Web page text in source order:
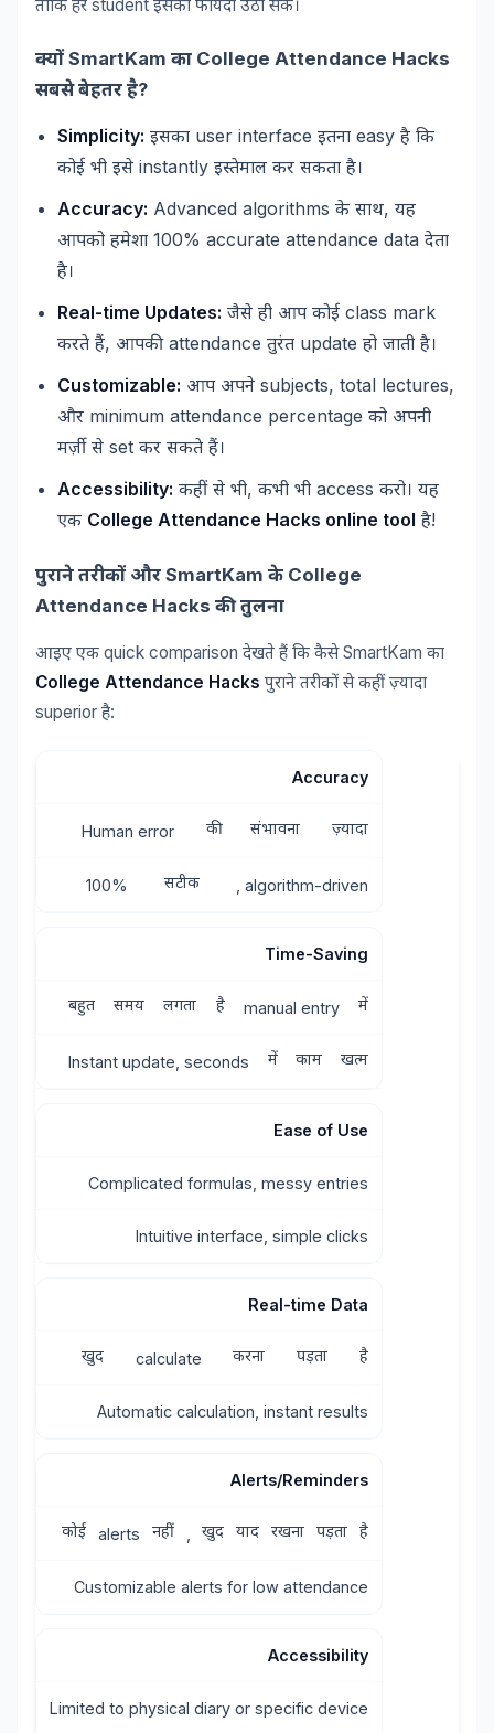
ताकि हर student इसका फायदा उठा सके।
क्यों SmartKam का College Attendance Hacks
सबसेबेहतरहै?
Simplicity: इसका user interface इतना easy है कि
कोई भी इसे instantly इस्तेमाल कर सकता है।
Accuracy: Advanced algorithms के साथ, यह
आपको हमेशा 100% accurate attendance data देता
है।
Real-time Updates: जैसे ही आप कोई class mark
करते हैं, आपकीattendance तुरंत update हो जाती है।
Customizable: आप अपने subjects, total lectures,
और minimum attendance percentage को अपनी
मर्ज़ी से set कर सकते हैं।
Accessibility: कहीं से भी, कभी भी access करो। यह
एक College Attendance Hacks online tool है!
पुरानेतरीकों और SmartKam के College
Attendance Hacks कीतुलना
आइए एक quick comparison देखते हैं कि कैसेSmartKam का
College Attendance Hacks पुराने तरीकों से कहीं ज़्यादा
superior है:
Accuracy
Human error की संभावना ज़्यादा
100% सटीक , algorithm-driven
Time-Saving
बहुत समय लगता है manual entry में
Instant update, seconds में काम खत्म
Ease of Use
Complicated formulas, messy entries
Intuitive interface, simple clicks
Real-time Data
खुद calculate करना पड़ता है
Automatic calculation, instant results
Alerts/Reminders
कोई alerts नहीं खुद याद रखना पड़ता है
Customizable alerts for low attendance
Accessibility
Limited to physical diary or specific device